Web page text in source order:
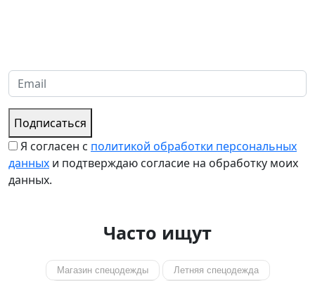
Подписаться
Я согласен с политикой обработки персональных
данных и подтверждаю согласие на обработку моих
данных.
Часто ищут
Магазин спецодежды
Летняя спецодежда